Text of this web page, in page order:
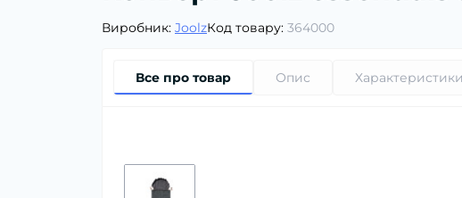
Виробник: JoolzКод товару: 364000
Все про товар Опис Характеристики